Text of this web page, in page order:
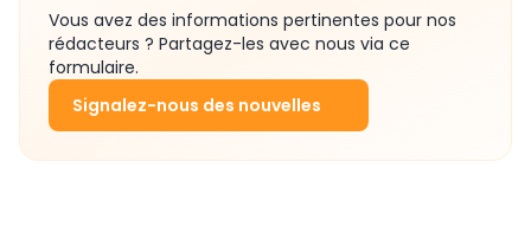
Vous avez des informations pertinentes pour nos
rédacteurs ? Partagez-les avec nous via ce
formulaire.
Signalez-nous des nouvelles